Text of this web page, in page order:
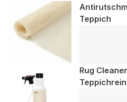
Teppich
Rug
Alle
Meine